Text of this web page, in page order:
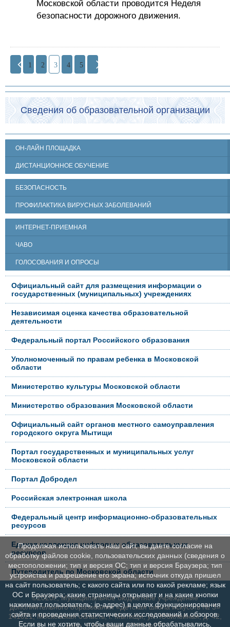
Московской области проводится Неделя
безопасности дорожного движения.
1 2 3 4 5
Сведения об образовательной организации
ОН-ЛАЙН ПЛОЩАДКА
ДИСТАНЦИОННОЕ ОБУЧЕНИЕ
БЕЗОПАСНОСТЬ
ПРОФИЛАКТИКА ВИРУСНЫХ ЗАБОЛЕВАНИЙ
ИНТЕРНЕТ-ПРИЕМНАЯ
ЧАВО
ГОЛОСОВАНИЯ И ОПРОСЫ
Официальный сайт для размещения информации о
государственных (муниципальных) учреждениях
Независимая оценка качества образовательной
деятельности
Федеральный портал Российского образования
Уполномоченный по правам ребенка в Московской
области
Министерство культуры Московской области
Министерство образования Московской области
Официальный сайт органов местного самоуправления
городского округа Мытищи
Портал государственных и муниципальных услуг
Московской области
Портал Добродел
Российская электронная школа
Федеральный центр информационно-образовательных
ресурсов
Единая коллекция цифровых образовательных
ресурсов
Путеводитель по Московской области
©2020г., Муниципальное бюджетное учреждение
дополнительного образования «Детская школа искусств № 3»
141021, Московская область, г. Мытищи, ул. Юбилейная, д. 42,
Продолжая использовать наш сайт, вы даете согласие на
обработку файлов cookie, пользовательских данных (сведения о
местоположении; тип и версия ОС; тип и версия Браузера; тип
устройства и разрешение его экрана; источник откуда пришел
на сайт пользователь; с какого сайта или по какой рекламе; язык
ОС и Браузера; какие страницы открывает и на какие кнопки
нажимает пользователь; ip-адрес) в целях функционирования
сайта и проведения статистических исследований и обзоров.
Если вы не хотите, чтобы ваши данные обрабатывались,